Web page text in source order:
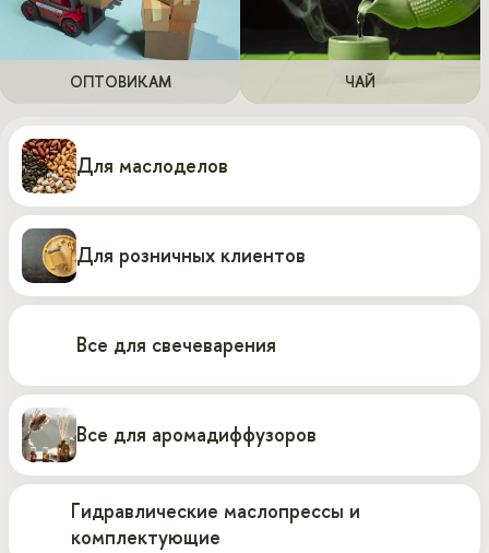
Для маслоделов
Для розничных клиентов
Все для свечеварения
Все для аромадиффузоров
Гидравлические маслопрессы и
комплектующие
ОПТОВИКАМ ЧАЙ